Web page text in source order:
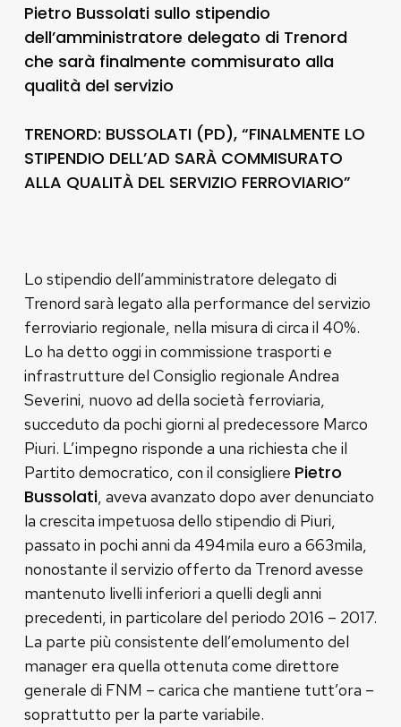
Pietro Bussolati sullo stipendio
dell’amministratore delegato di Trenord
che sarà finalmente commisurato alla
qualità del servizio
TRENORD: BUSSOLATI (PD), “FINALMENTE LO
STIPENDIO DELL’AD SARÀ COMMISURATO
ALLA QUALITÀ DEL SERVIZIO FERROVIARIO”
Lo stipendio dell’amministratore delegato di
Trenord sarà legato alla performance del servizio
ferroviario regionale, nella misura di circa il 40%.
Lo ha detto oggi in commissione trasporti e
infrastrutture del Consiglio regionale Andrea
Severini, nuovo ad della società ferroviaria,
succeduto da pochi giorni al predecessore Marco
Piuri. L’impegno risponde a una richiesta che il
Partito democratico, con il consigliere Pietro
Bussolati, aveva avanzato dopo aver denunciato
la crescita impetuosa dello stipendio di Piuri,
passato in pochi anni da 494mila euro a 663mila,
nonostante il servizio offerto da Trenord avesse
mantenuto livelli inferiori a quelli degli anni
precedenti, in particolare del periodo 2016 – 2017.
La parte più consistente dell’emolumento del
manager era quella ottenuta come direttore
generale di FNM – carica che mantiene tutt’ora –
soprattutto per la parte variabile.